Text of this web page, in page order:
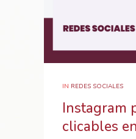
IN REDES SOCIALES
Instagram
clicables